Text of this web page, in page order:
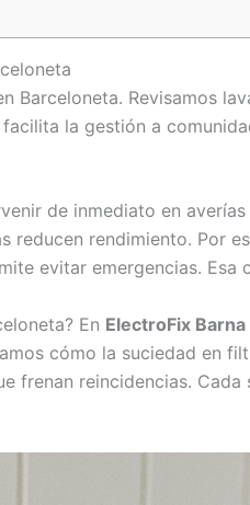
Barceloneta. Revisamos
la gestión a
de inmediato en averías
reducen rendimiento. Por
evitar emergencias.
En ElectroFix Barna
cómo la suciedad en
frenan reincidencias.